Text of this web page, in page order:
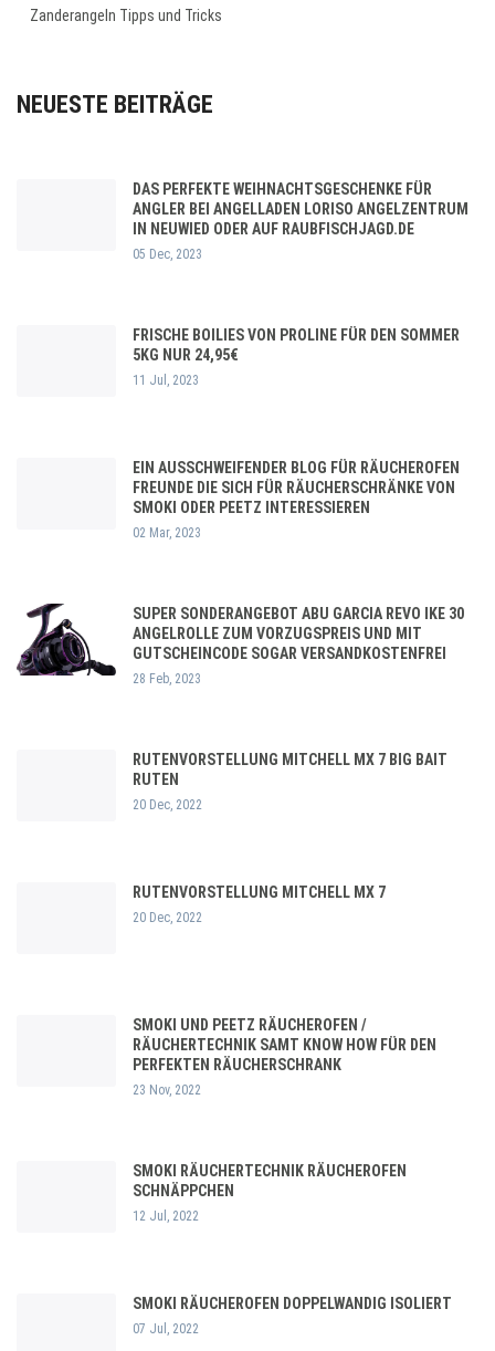
Zanderangeln Tipps und Tricks
NEUESTE BEITRÄGE
DAS PERFEKTE WEIHNACHTSGESCHENKE FÜR
ANGLER BEI ANGELLADEN LORISO ANGELZENTRUM
IN NEUWIED ODER AUF RAUBFISCHJAGD.DE
05 Dec, 2023
FRISCHE BOILIES VON PROLINE FÜR DEN SOMMER
5KG NUR 24,95€
11 Jul, 2023
EIN AUSSCHWEIFENDER BLOG FÜR RÄUCHEROFEN
FREUNDE DIE SICH FÜR RÄUCHERSCHRÄNKE VON
SMOKI ODER PEETZ INTERESSIEREN
02 Mar, 2023
SUPER SONDERANGEBOT ABU GARCIA REVO IKE 30
ANGELROLLE ZUM VORZUGSPREIS UND MIT
GUTSCHEINCODE SOGAR VERSANDKOSTENFREI
28 Feb, 2023
RUTENVORSTELLUNG MITCHELL MX 7 BIG BAIT
RUTEN
20 Dec, 2022
RUTENVORSTELLUNG MITCHELL MX 7
20 Dec, 2022
SMOKI UND PEETZ RÄUCHEROFEN /
RÄUCHERTECHNIK SAMT KNOW HOW FÜR DEN
PERFEKTEN RÄUCHERSCHRANK
23 Nov, 2022
SMOKI RÄUCHERTECHNIK RÄUCHEROFEN
SCHNÄPPCHEN
12 Jul, 2022
SMOKI RÄUCHEROFEN DOPPELWANDIG ISOLIERT
07 Jul, 2022